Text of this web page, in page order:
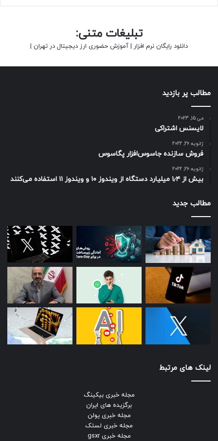
تبلیغات متنی:
دانلود رایگان نرم افزار | آموزش حضوری ارز دیجیتال در تهران |
مطالب پر بازدید
می 15, 2023
لایسنس اشتراکی
ژانویه 26, 2022
فروش سازنده جاسوس‌افزار پگاسوس
ژانویه 26, 2022
بیش از ۱٫۴ میلیارد دستگاه از ویندوز ۱۰ و ویندوز ۱۱ استفاده می‌کنند
مطالب جدید
لینک های مرتبط
مجله خبری بیکینگ
برگزیده های ایران
مجله خبری یولن
مجله خبری لستک
مجله خبری gsxr